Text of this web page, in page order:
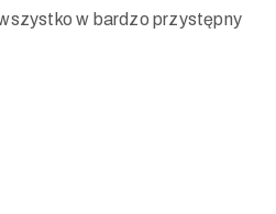
w bardzo przystępny